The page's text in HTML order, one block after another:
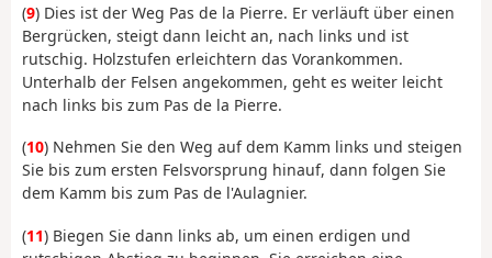
(9) Dies ist der Weg Pas de la Pierre. Er verläuft über einen
Bergrücken, steigt dann leicht an, nach links und ist
rutschig. Holzstufen erleichtern das Vorankommen.
Unterhalb der Felsen angekommen, geht es weiter leicht
nach links bis zum Pas de la Pierre.
(10) Nehmen Sie den Weg auf dem Kamm links und steigen
Sie bis zum ersten Felsvorsprung hinauf, dann folgen Sie
dem Kamm bis zum Pas de l'Aulagnier.
(11) Biegen Sie dann links ab, um einen erdigen und